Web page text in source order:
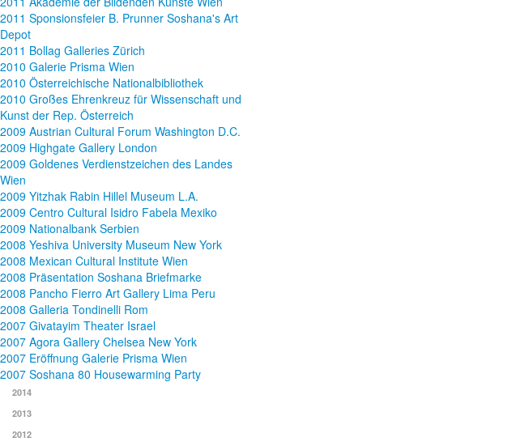
2011 Sponsionsfeier B. Prunner Soshana's Art
Depot
2011 Bollag Galleries Zürich
2010 Galerie Prisma Wien
2010 Österreichische Nationalbibliothek
2010 Großes Ehrenkreuz für Wissenschaft und
Kunst der Rep. Österreich
2009 Austrian Cultural Forum Washington D.C.
2009 Highgate Gallery London
2009 Goldenes Verdienstzeichen des Landes
Wien
2009 Yitzhak Rabin Hillel Museum L.A.
2009 Centro Cultural Isidro Fabela Mexiko
2009 Nationalbank Serbien
2008 Yeshiva University Museum New York
2008 Mexican Cultural Institute Wien
2008 Präsentation Soshana Briefmarke
2008 Pancho Fierro Art Gallery Lima Peru
2008 Galleria Tondinelli Rom
2007 Givatayim Theater Israel
2007 Agora Gallery Chelsea New York
2007 Eröffnung Galerie Prisma Wien
2007 Soshana 80 Housewarming Party
2014
2013
2012